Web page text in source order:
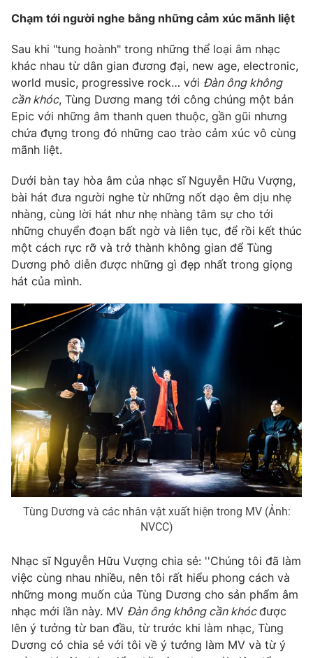
Ðiện thoại Thời báo VTV:
024.66 897 897
Liên hệ quảng cáo:024-7300.7108
® Cấm sao chép dưới mọi hình thức nếu không có sự chấp
thuận bằng văn bản. Ghi rõ nguồn VTV.vn khi phát hành lại
thông tin từ website này.
Chạm tới người nghe bằng những cảm xúc mãnh liệt
Sau khi "tung hoành" trong những thể loại âm nhạc
khác nhau từ dân gian đương đại, new age, electronic,
world music, progressive rock… với Đàn ông không
cần khóc, Tùng Dương mang tới công chúng một bản
Epic với những âm thanh quen thuộc, gần gũi nhưng
chứa đựng trong đó những cao trào cảm xúc vô cùng
mãnh liệt.
Dưới bàn tay hòa âm của nhạc sĩ Nguyễn Hữu Vượng,
bài hát đưa người nghe từ những nốt dạo êm dịu nhẹ
nhàng, cùng lời hát như nhẹ nhàng tâm sự cho tới
những chuyển đoạn bất ngờ và liên tục, để rồi kết thúc
một cách rực rỡ và trở thành không gian để Tùng
Dương phô diễn được những gì đẹp nhất trong giọng
hát của mình.
Tùng Dương và các nhân vật xuất hiện trong MV (Ảnh:
NVCC)
Nhạc sĩ Nguyễn Hữu Vượng chia sẻ: ''Chúng tôi đã làm
việc cùng nhau nhiều, nên tôi rất hiểu phong cách và
những mong muốn của Tùng Dương cho sản phẩm âm
nhạc mới lần này. MV Đàn ông không cần khócđược
lên ý tưởng từ ban đầu, từ trước khi làm nhạc, Tùng
Dương có chia sẻ với tôi về ý tưởng làm MV và từ ý